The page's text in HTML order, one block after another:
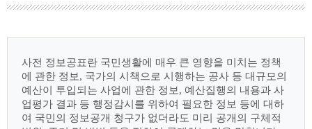
사전 정보공표란 국민생활에 매우 큰 영향을 미치는 정책
에 관한 정보, 국가의 시책으로 시행하는 공사 등 대규모의
예산이 투입되는 사업에 관한 정보, 예산집행의 내용과 사
업평가 결과 등 행정감시를 위하여 필요한 정보 등에 대하
여 국민의 정보공개 청구가 없더라도 미리
공개의 구체적